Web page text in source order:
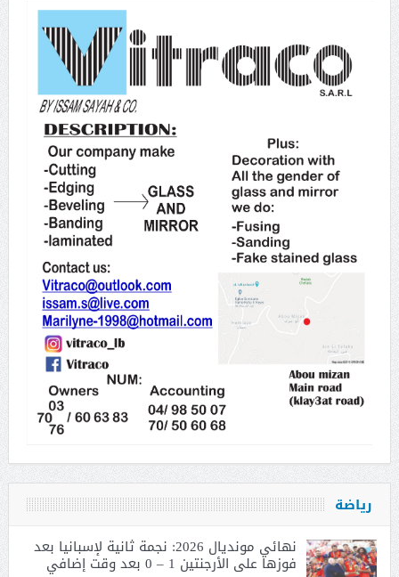
رياضة
نهائي مونديال 2026: نجمة ثانية لإسبانيا بعد
فوزها على الأرجنتين 1 – 0 بعد وقت إضافي